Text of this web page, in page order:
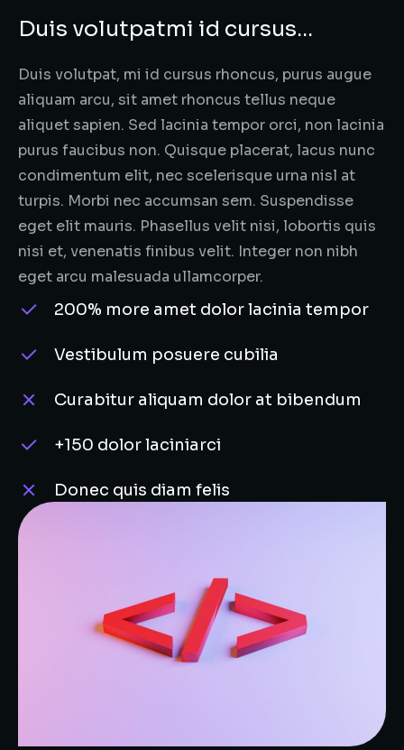
Duis volutpatmi id cursus...
Duis volutpat, mi id cursus rhoncus, purus augue
aliquam arcu, sit amet rhoncus tellus neque
aliquet sapien. Sed lacinia tempor orci, non lacinia
purus faucibus non. Quisque placerat, lacus nunc
condimentum elit, nec scelerisque urna nisl at
turpis. Morbi nec accumsan sem. Suspendisse
eget elit mauris. Phasellus velit nisi, lobortis quis
nisi et, venenatis finibus velit. Integer non nibh
eget arcu malesuada ullamcorper.
200% more amet dolor lacinia tempor
Vestibulum posuere cubilia
Curabitur aliquam dolor at bibendum
+150 dolor laciniarci
Donec quis diam felis